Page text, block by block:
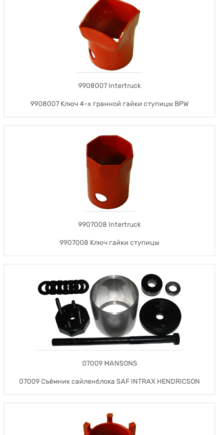
9908007 Intertruck
9908007 Ключ 4-х гранной гайки ступицы BPW
9907008 Intertruck
9907008 Ключ гайки ступицы
07009 MANSONS
07009 Съёмник сайленблока SAF INTRAX HENDRICSON